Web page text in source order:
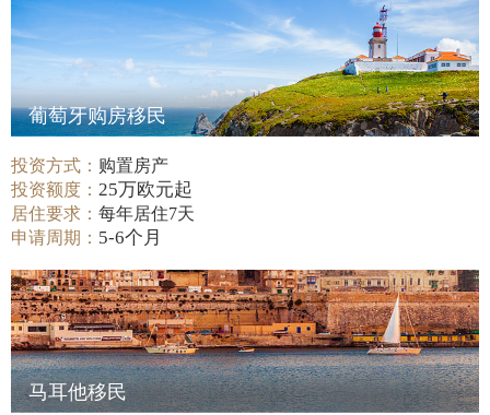
葡萄牙购房移民
投资方式： 购置房产
投资额度： 25万欧元起
居住要求：每年居住7天
申请周期： 5-6个月
马耳他移民